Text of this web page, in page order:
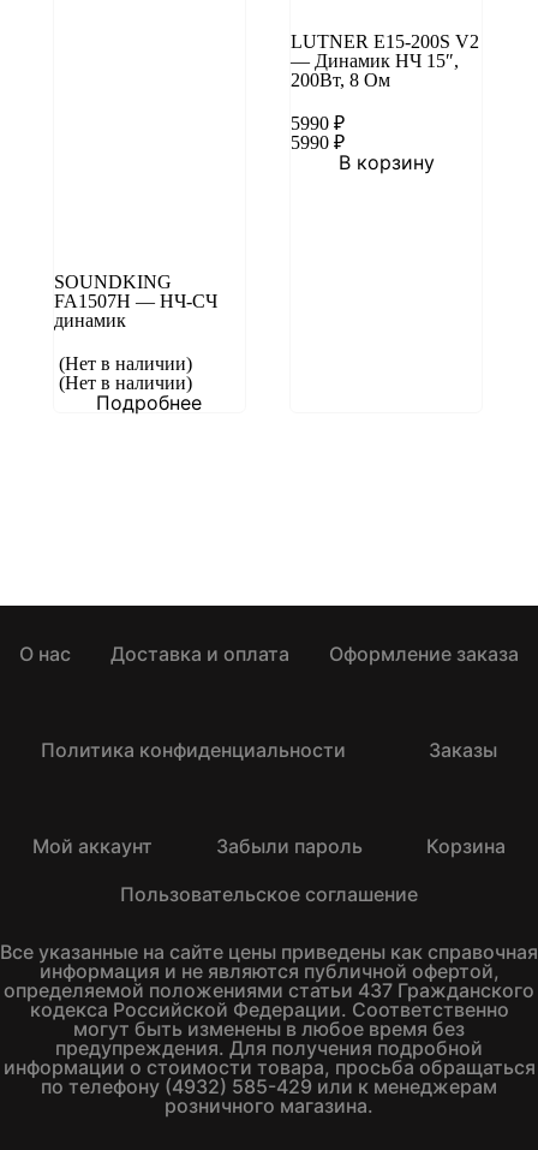
SOUNDKING
FA1507H — НЧ-СЧ
динамик
(Нет в наличии)
(Нет в наличии)
Подробнее
LUTNER E15-200S V2
— Динамик НЧ 15″,
200Вт, 8 Ом
5990 ₽
5990 ₽
В корзину
О нас Доставка и оплата Оформление заказа
Политика конфиденциальности Заказы
Мой аккаунт Забыли пароль
Корзина
Пользовательское соглашение
Все указанные на сайте цены приведены как справочная
информация и не являются публичной офертой,
определяемой положениями статьи 437 Гражданского
кодекса Российской Федерации. Соответственно
могут быть изменены в любое время без
предупреждения. Для получения подробной
информации о стоимости товара, просьба обращаться
по телефону (4932) 585-429 или к менеджерам
розничного магазина.